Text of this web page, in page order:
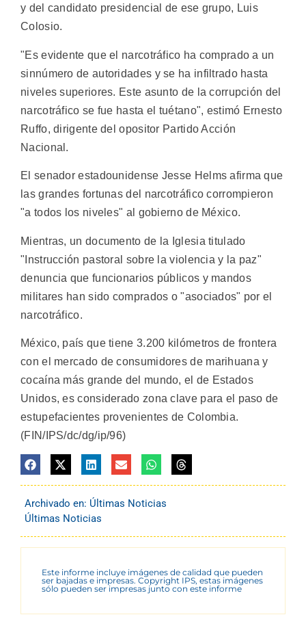
y del candidato presidencial de ese grupo, Luis
Colosio.
"Es evidente que el narcotráfico ha comprado a un
sinnúmero de autoridades y se ha infiltrado hasta
niveles superiores. Este asunto de la corrupción del
narcotráfico se fue hasta el tuétano", estimó Ernesto
Ruffo, dirigente del opositor Partido Acción
Nacional.
El senador estadounidense Jesse Helms afirma que
las grandes fortunas del narcotráfico corrompieron
"a todos los niveles" al gobierno de México.
Mientras, un documento de la Iglesia titulado
"Instrucción pastoral sobre la violencia y la paz"
denuncia que funcionarios públicos y mandos
militares han sido comprados o "asociados" por el
narcotráfico.
México, país que tiene 3.200 kilómetros de frontera
con el mercado de consumidores de marihuana y
cocaína más grande del mundo, el de Estados
Unidos, es considerado zona clave para el paso de
estupefacientes provenientes de Colombia.
(FIN/IPS/dc/dg/ip/96)
Archivado en: Últimas Noticias
Últimas Noticias
Este informe incluye imágenes de calidad que pueden
ser bajadas e impresas. Copyright IPS, estas imágenes
sólo pueden ser impresas junto con este informe